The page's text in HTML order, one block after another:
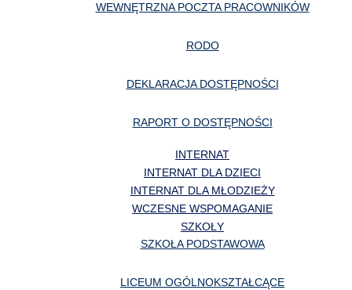
WEWNĘTRZNA POCZTA PRACOWNIKÓW
RODO
DEKLARACJA DOSTĘPNOŚCI
RAPORT O DOSTĘPNOŚCI
INTERNAT
INTERNAT DLA DZIECI
INTERNAT DLA MŁODZIEŻY
WCZESNE WSPOMAGANIE
SZKOŁY
SZKOŁA PODSTAWOWA
LICEUM OGÓLNOKSZTAŁCĄCE